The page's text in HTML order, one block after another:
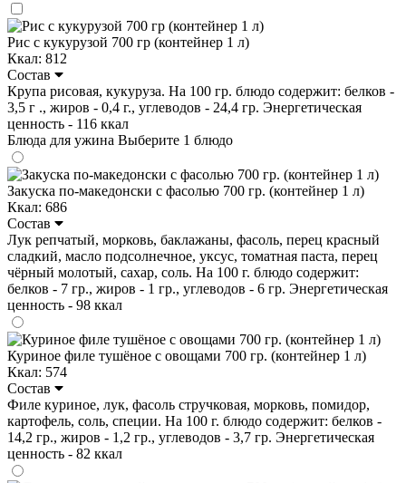
Рис с кукурузой 700 гр (контейнер 1 л)
Ккал: 812
Состав
Крупа рисовая, кукуруза. На 100 гр. блюдо содержит: белков -
3,5 г ., жиров - 0,4 г., углеводов - 24,4 гр. Энергетическая
ценность - 116 ккал
Блюда для ужина Выберите 1 блюдо
Закуска по-македонски с фасолью 700 гр. (контейнер 1 л)
Ккал: 686
Состав
Лук репчатый, морковь, баклажаны, фасоль, перец красный
сладкий, масло подсолнечное, уксус, томатная паста, перец
чёрный молотый, сахар, соль. На 100 г. блюдо содержит:
белков - 7 гр., жиров - 1 гр., углеводов - 6 гр. Энергетическая
ценность - 98 ккал
Куриное филе тушёное с овощами 700 гр. (контейнер 1 л)
Ккал: 574
Состав
Филе куриное, лук, фасоль стручковая, морковь, помидор,
картофель, соль, специи. На 100 г. блюдо содержит: белков -
14,2 гр., жиров - 1,2 гр., углеводов - 3,7 гр. Энергетическая
ценность - 82 ккал